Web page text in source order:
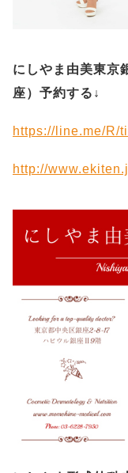
にしやま由美東京
座）予約する ↓
https://line.me/R/
http://